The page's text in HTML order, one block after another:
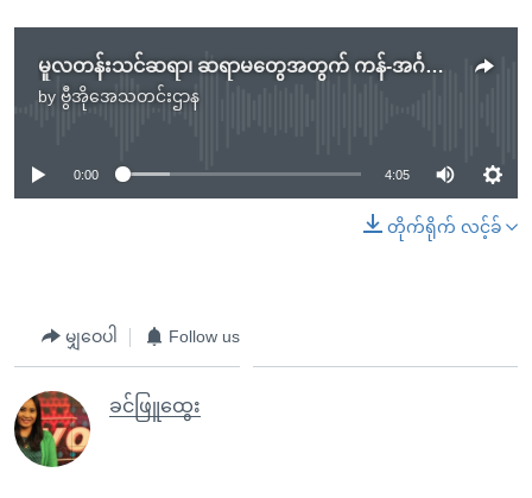
မူလတန်းသင်ဆရာ၊ ဆရာမတွေအတွက် ကန်-အင်္ဂလိပ်စာစွမ်းရည်မြှင့်သင်တန်းလက်ဆောင်
by ဗွီအိုအေသတင်းဌာန
No media source currently available
0:00 4:05
တိုက်ရိုက် လင့်ခ်
မျှဝေပါ Follow us
ခင်ဖြူထွေး